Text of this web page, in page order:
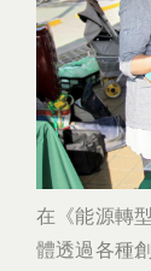
在《能源轉
體透過各種